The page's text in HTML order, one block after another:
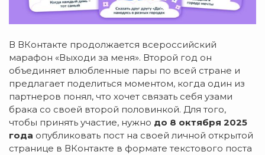
В ВКонтакте продолжается всероссийский
марафон «Выходи за меня». Второй год он
объединяет влюбленные пары по всей стране и
предлагает поделиться моментом, когда один из
партнеров понял, что хочет связать себя узами
брака со своей второй половинкой. Для того,
чтобы принять участие, нужно до 8 октября 2025
года опубликовать пост на своей личной открытой
странице в ВКонтакте в формате текстового поста